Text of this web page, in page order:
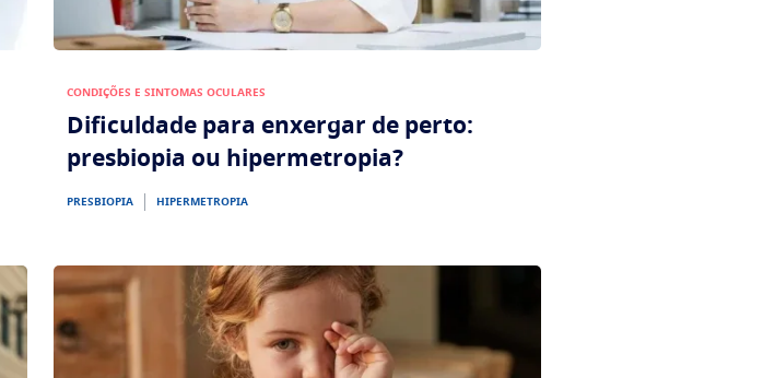
CONDIÇÕES E SINTOMAS OCULARES
Dificuldade para enxergar de perto:
presbiopia ou hipermetropia?
PRESBIOPIA HIPERMETROPIA